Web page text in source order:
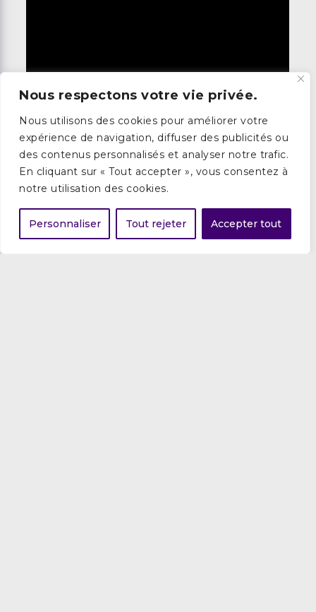
Nous respectons votre vie privée.
Nous utilisons des cookies pour améliorer votre
expérience de navigation, diffuser des publicités ou
des contenus personnalisés et analyser notre trafic.
En cliquant sur « Tout accepter », vous consentez à
notre utilisation des cookies.
Personnaliser Tout rejeter Accepter tout
“Les avantages que j’ai eu à collaborer
avec Birds Finance ont été énormes
puisque j’ai eu beaucoup de réactivité,
de la disponibilité, et du